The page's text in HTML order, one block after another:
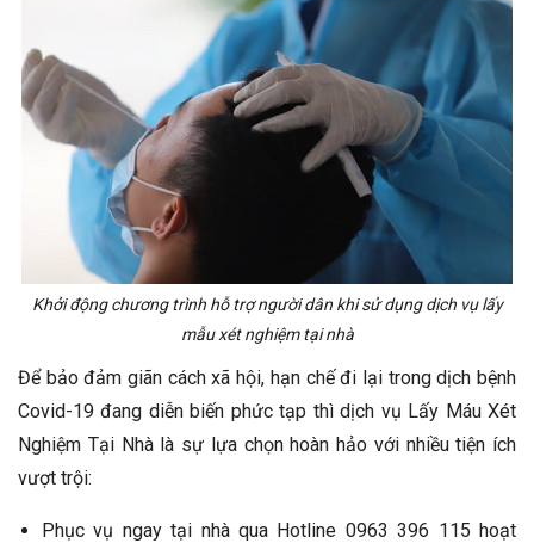
Khởi động chương trình hỗ trợ người dân khi sử dụng dịch vụ lấy
mẫu xét nghiệm tại nhà
Để bảo đảm giãn cách xã hội, hạn chế đi lại trong dịch bệnh
Covid-19 đang diễn biến phức tạp thì dịch vụ Lấy Máu Xét
Nghiệm Tại Nhà là sự lựa chọn hoàn hảo với nhiều tiện ích
vượt trội:
Phục vụ ngay tại nhà qua Hotline 0963 396 115 hoạt